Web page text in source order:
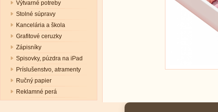
Výtvarné potreby
Stolné súpravy
Kancelária a škola
Grafitové ceruzky
Zápisníky
Spisovky, púzdra na iPad
Príslušenstvo, atramenty
Ručný papier
Reklamné perá